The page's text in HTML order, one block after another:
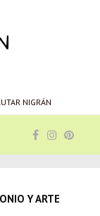
NIGRÁN
Y ARTE